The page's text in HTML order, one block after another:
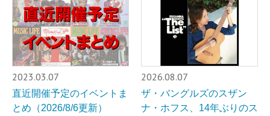
2023.03.07
直近開催予定のイベントま
とめ（2026/8/6更新）
2026.08.07
ザ・バングルズのスザン
ナ・ホフス、14年ぶりのス